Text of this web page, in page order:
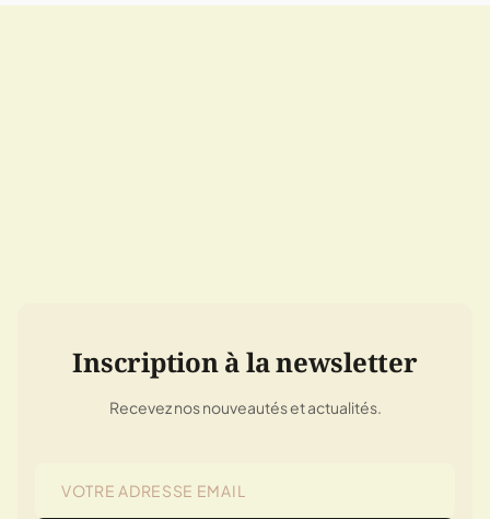
Inscription à la newsletter
Recevez nos nouveautés et actualités.